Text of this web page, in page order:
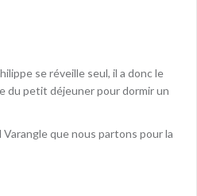
se réveille seul, il a donc le
du petit déjeuner pour dormir un
Varangle que nous partons pour la